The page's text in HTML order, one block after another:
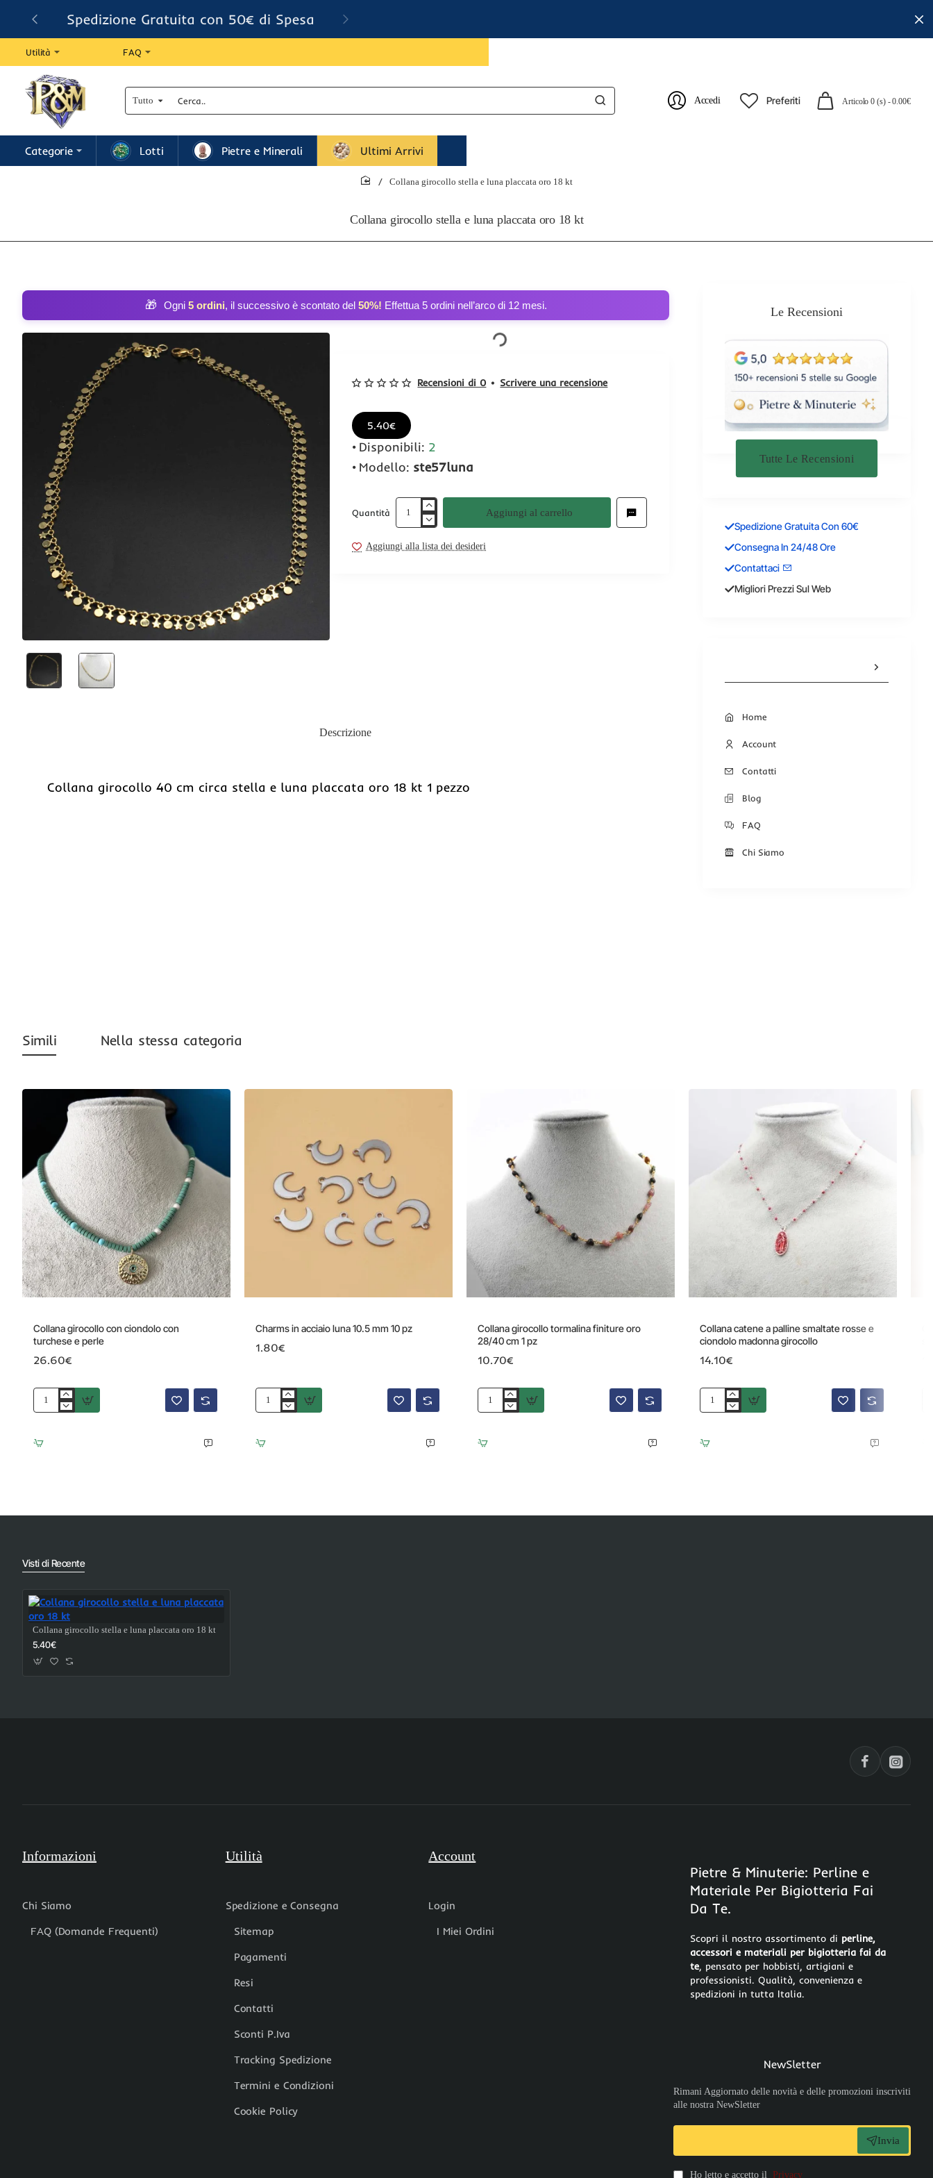
Spedizione Gratuita con 50€ di Spesa
Utilità FAQ
Tutto
Cerca.. Accedi Preferiti Articolo 0 (s) - 0.00€
Categorie Lotti Pietre e Minerali Ultimi Arrivi
Collana girocollo stella e luna placcata oro 18 kt
Collana girocollo stella e luna placcata oro 18 kt
🎁 Ogni 5 ordini, il successivo è scontato del 50%! Effettua 5 ordini nell’arco di 12 mesi.
Recensioni di 0 • Scrivere una recensione
5.40€
Disponibili: 2
Modello: ste57luna
Quantità Aggiungi al carrello
Aggiungi alla lista dei desideri
Descrizione
Collana girocollo 40 cm circa stella e luna placcata oro 18 kt 1 pezzo
Le Recensioni
Tutte Le Recensioni
Spedizione Gratuita Con 60€
Consegna In 24/48 Ore
Contattaci
Migliori Prezzi Sul Web
Home
Account
Contatti
Blog
FAQ
Chi Siamo
Simili Nella stessa categoria
Collana girocollo con ciondolo con
turchese e perle
26.60€
Collana
girocollo
ciondolo
con
Charms in acciaio luna 10.5 mm 10 pz
1.80€
Charms
in
luna
10.5
Collana girocollo tormalina finiture oro
28/40 cm 1 pz
10.70€
Collana
girocollo
finiture
oro
Collana catene a palline smaltate rosse e
ciondolo madonna girocollo
14.10€
Collana
catene
palline
smaltate
Visti di Recente
Collana girocollo stella e luna placcata oro 18 kt
5.40€
Informazioni
Chi Siamo
FAQ (Domande Frequenti)
Utilità
Spedizione e Consegna
Sitemap
Pagamenti
Resi
Contatti
Sconti P.Iva
Tracking Spedizione
Termini e Condizioni
Cookie Policy
Account
Login
I Miei Ordini
Pietre & Minuterie: Perline e
Materiale Per Bigiotteria Fai
Da Te.
Scopri il nostro assortimento di perline,
accessori e materiali per bigiotteria fai da
te, pensato per hobbisti, artigiani e
professionisti. Qualità, convenienza e
spedizioni in tutta Italia.
NewSletter
Rimani Aggiornato delle novità e delle promozioni inscriviti
alle nostra NewSletter
Invia
Ho letto e accetto il Privacy